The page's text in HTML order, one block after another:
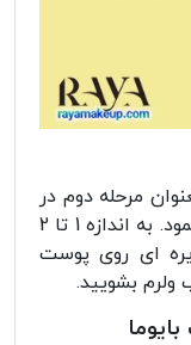
مرحله دوم در
یک روتین پاکسازی مضاعف استفاده نمود. به اندازه 1 تا 2
ای روی پوست
بشویید.